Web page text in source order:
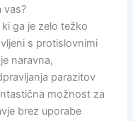
vas?
ga je zelo težko
s protislovnimi
naravna,
parazitov
možnost za
brez uporabe